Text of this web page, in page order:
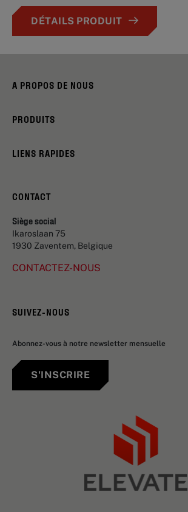
DÉTAILS PRODUIT
A PROPOS DE NOUS
PRODUITS
LIENS RAPIDES
CONTACT
Siège social
Ikaroslaan 75
1930 Zaventem, Belgique
CONTACTEZ-NOUS
SUIVEZ-NOUS
Abonnez-vous à notre newsletter mensuelle
S'INSCRIRE